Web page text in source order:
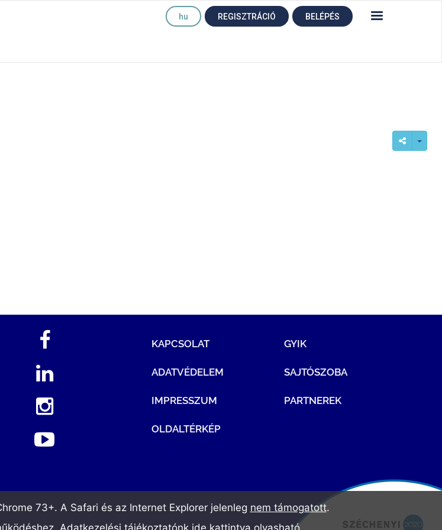
hu REGISZTRÁCIÓ BELÉPÉS
KAPCSOLAT
ADATVÉDELEM
IMPRESSZUM
OLDALTÉRKÉP
GYIK
SAJTÓSZOBA
PARTNEREK
73+. A Safari és az Internet Explorer jelenleg nem támogatott.
Adatkezelési tájékoztatónk ide kattintva olvasható